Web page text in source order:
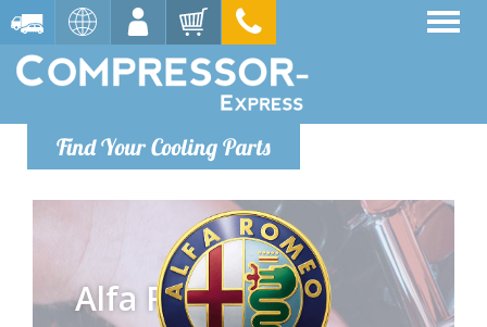
Find Your Cooling Parts
Alfa Romeo